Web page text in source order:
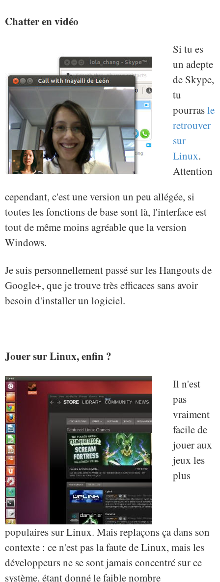
Chatter en vidéo
Si tu es
un adepte
de Skype,
tu
pourrasle
retrouver
sur
Linux.
Attention
cependant, c'est une version un peu allégée, si
toutes les fonctions de base sont là, l'interface est
tout de même moins agréable que la version
Windows.
Je suis personnellement passé sur les Hangouts de
Google+, que je trouve très efficaces sans avoir
besoin d'installer un logiciel.
Jouer sur Linux, enfin ?
Il n'est
pas
vraiment
facile de
jouer aux
jeux les
plus
populaires sur Linux. Mais replaçons ça dans son
contexte : ce n'est pas la faute de Linux, mais les
développeurs ne se sont jamais concentré sur ce
système, étant donné le faible nombre